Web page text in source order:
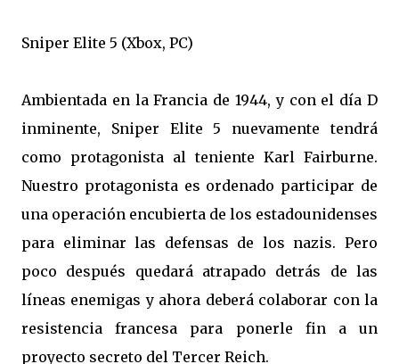
Sniper Elite 5 (Xbox, PC)
Ambientada en la Francia de 1944, y con el día D
inminente, Sniper Elite 5 nuevamente tendrá
como protagonista al teniente Karl Fairburne.
Nuestro protagonista es ordenado participar de
una operación encubierta de los estadounidenses
para eliminar las defensas de los nazis. Pero
poco después quedará atrapado detrás de las
líneas enemigas y ahora deberá colaborar con la
resistencia francesa para ponerle fin a un
proyecto secreto del Tercer Reich.